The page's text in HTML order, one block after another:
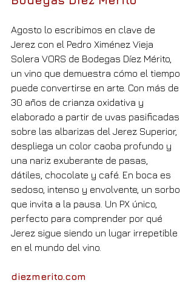
Agosto lo escribimos en clave de
Jerez con el Pedro Ximénez Vieja
Solera VORS de Bodegas Díez Mérito,
un vino que demuestra cómo el tiempo
puede convertirse en arte. Con más de
30 años de crianza oxidativa y
elaborado a partir de uvas pasificadas
sobre las albarizas del Jerez Superior,
despliega un color caoba profundo y
una nariz exuberante de pasas,
dátiles, chocolate y café. En boca es
sedoso, intenso y envolvente, un sorbo
que invita a la pausa. Un PX único,
perfecto para comprender por qué
Jerez sigue siendo un lugar irrepetible
en el mundo del vino.
diezmerito.com